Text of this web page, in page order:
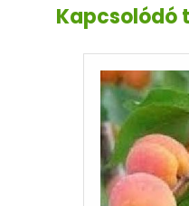
Kapcsolódó